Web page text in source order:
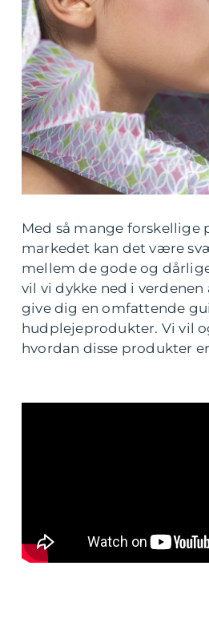
Med så mange forskellige
markedet kan det være
mellem de gode og
vil vi dykke ned i verdenen
give dig en omfattende
hudplejeprodukter. Vi vil
hvordan disse produkter